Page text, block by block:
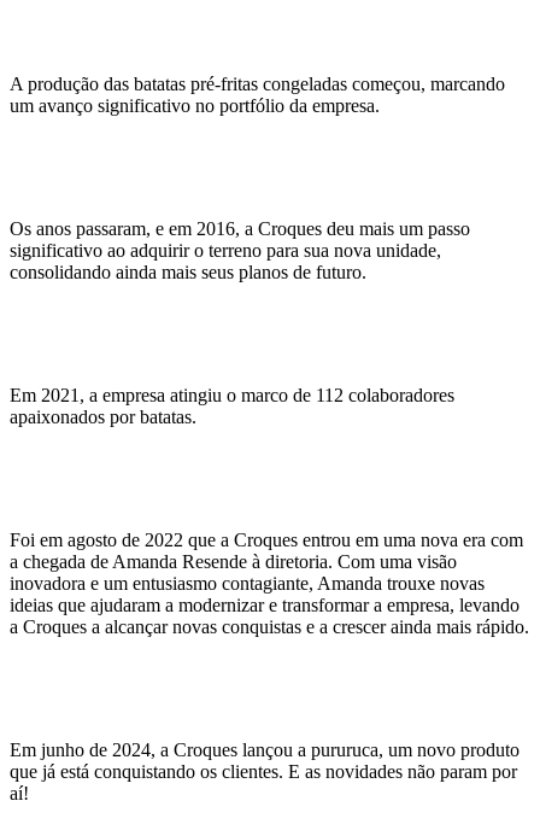
A produção das batatas pré-fritas congeladas começou, marcando
um avanço significativo no portfólio da empresa.
Os anos passaram, e em 2016, a Croques deu mais um passo
significativo ao adquirir o terreno para sua nova unidade,
consolidando ainda mais seus planos de futuro.
Em 2021, a empresa atingiu o marco de 112 colaboradores
apaixonados por batatas.
Foi em agosto de 2022 que a Croques entrou em uma nova era com
a chegada de Amanda Resende à diretoria. Com uma visão
inovadora e um entusiasmo contagiante, Amanda trouxe novas
ideias que ajudaram a modernizar e transformar a empresa, levando
a Croques a alcançar novas conquistas e a crescer ainda mais rápido.
Em junho de 2024, a Croques lançou a pururuca, um novo produto
que já está conquistando os clientes. E as novidades não param por
aí!